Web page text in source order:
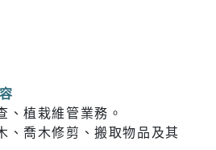
、植栽維管業務。
、喬木修剪、搬取物品及其